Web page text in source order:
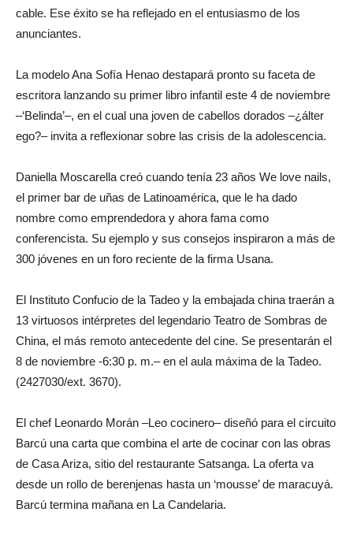
cable. Ese éxito se ha reflejado en el entusiasmo de los
anunciantes.
La modelo Ana Sofía Henao destapará pronto su faceta de
escritora lanzando su primer libro infantil este 4 de noviembre
–‘Belinda’–, en el cual una joven de cabellos dorados –¿álter
ego?– invita a reflexionar sobre las crisis de la adolescencia.
Daniella Moscarella creó cuando tenía 23 años We love nails,
el primer bar de uñas de Latinoamérica, que le ha dado
nombre como emprendedora y ahora fama como
conferencista. Su ejemplo y sus consejos inspiraron a más de
300 jóvenes en un foro reciente de la firma Usana.
El Instituto Confucio de la Tadeo y la embajada china traerán a
13 virtuosos intérpretes del legendario Teatro de Sombras de
China, el más remoto antecedente del cine. Se presentarán el
8 de noviembre -6:30 p. m.– en el aula máxima de la Tadeo.
(2427030/ext. 3670).
El chef Leonardo Morán –Leo cocinero– diseñó para el circuito
Barcú una carta que combina el arte de cocinar con las obras
de Casa Ariza, sitio del restaurante Satsanga. La oferta va
desde un rollo de berenjenas hasta un ‘mousse’ de maracuyá.
Barcú termina mañana en La Candelaria.